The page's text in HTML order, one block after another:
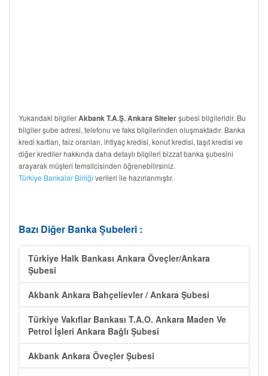
Yukarıdaki bilgilerAkbank T.A.Ş. Ankara Sitelerşubesi bilgileridir. Bu
bilgiler şube adresi, telefonu ve faks bilgilerinden oluşmaktadır. Banka
kredi kartları, faiz oranları, ihtiyaç kredisi, konut kredisi, taşıt kredisi ve
diğer krediler hakkında daha detaylı bilgileri bizzat banka şubesini
arayarak müşteri temsilcisinden öğrenebilirsiniz.
Türkiye Bankalar Birliği verileri ile hazırlanmıştır.
Bazı Diğer Banka Şubeleri :
Türkiye Halk Bankası Ankara Öveçler/Ankara
Şubesi
Akbank Ankara Bahçelievler / Ankara Şubesi
Türkiye Vakıflar Bankası T.A.O. Ankara Maden Ve
Petrol İşleri Ankara Bağlı Şubesi
Akbank Ankara Öveçler Şubesi